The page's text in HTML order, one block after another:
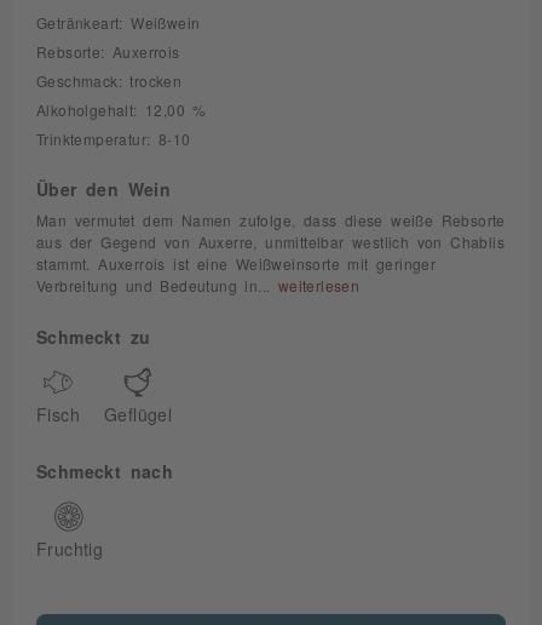
Getränkeart: Weißwein
Rebsorte: Auxerrois
Geschmack: trocken
Alkoholgehalt: 12,00 %
Trinktemperatur: 8-10
Über den Wein
Man vermutet dem Namen zufolge, dass diese weiße Rebsorte
aus der Gegend von Auxerre, unmittelbar westlich von Chablis
stammt. Auxerrois ist eine Weißweinsorte mit geringer
Verbreitung und Bedeutung in... weiterlesen
Schmeckt zu
Fisch Geflügel
Schmeckt nach
Fruchtig